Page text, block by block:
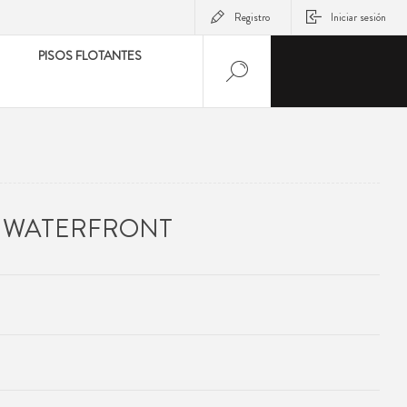
Registro Iniciar sesión
PISOS FLOTANTES